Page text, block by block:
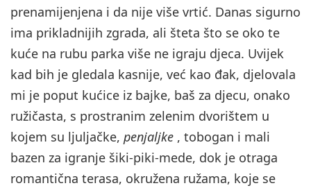
prenamijenjena i da nije više vrtić. Danas sigurno
ima prikladnijih zgrada, ali šteta što se oko te
kuće na rubu parka više ne igraju djeca. Uvijek
kad bih je gledala kasnije, već kao đak, djelovala
mi je poput kućice iz bajke, baš za djecu, onako
ružičasta, s prostranim zelenim dvorištem u
kojem su ljuljačke, penjaljke , tobogan i mali
bazen za igranje šiki-piki-mede, dok je otraga
romantična terasa, okružena ružama, koje se